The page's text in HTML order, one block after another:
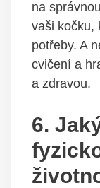
na
vaši kočku,
potřeby. A
cvičení a
a zdravou.
6.